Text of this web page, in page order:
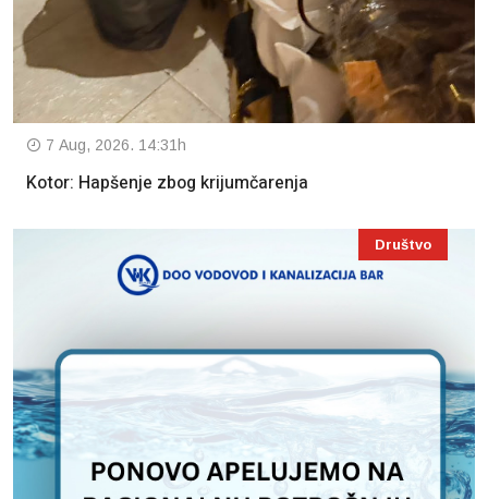
7 Aug, 2026. 14:31h
Kotor: Hapšenje zbog krijumčarenja
Društvo